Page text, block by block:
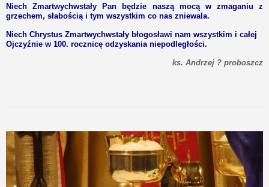
Niech Zmartwychwstały Pan będzie naszą mocą w zmaganiu z
grzechem, słabością i tym wszystkim co nas zniewala.
Niech Chrystus Zmartwychwstały błogosławi nam wszystkim i całej
Ojczyźnie w 100. rocznicę odzyskania niepodległości.
ks. Andrzej ? proboszcz